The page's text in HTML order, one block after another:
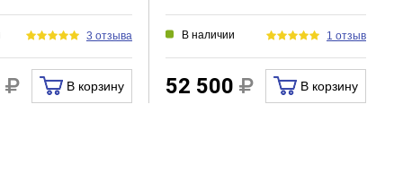
3 отзыва
В корзину
В наличии 1 отзыв
52 500 В корзину